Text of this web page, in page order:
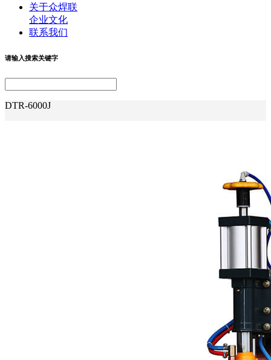
关于众焊联
企业文化
联系我们
请输入搜索关键字
DTR-6000J